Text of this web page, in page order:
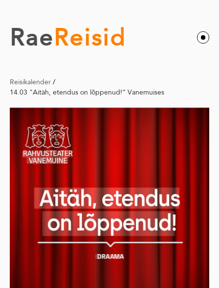
RaeReisid
Reisikalender /
14.03 "Aitäh, etendus on lõppenud!“ Vanemuises